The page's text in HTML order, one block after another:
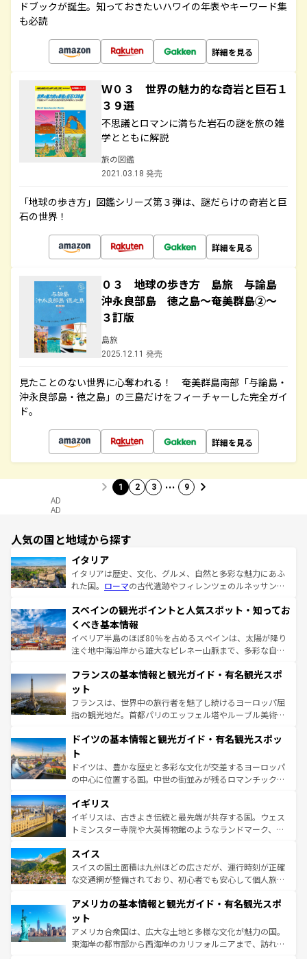
ドブックが誕生。知っておきたいハワイの年表やキーワード集
も必読
詳細を見る
Ｗ０３ 世界の魅力的な奇岩と巨石１
３９選
不思議とロマンに満ちた岩石の謎を旅の雑
学とともに解説
旅の図鑑
2021.03.18 発売
「地球の歩き方」図鑑シリーズ第３弾は、謎だらけの奇岩と巨
石の世界！
詳細を見る
０３ 地球の歩き方 島旅 与論島
沖永良部島 徳之島～奄美群島②～
３訂版
島旅
2025.12.11 発売
見たことのない世界に心奪われる！ 奄美群島南部「与論島・
沖永良部島・徳之島」の三島だけをフィーチャーした完全ガイ
ド。
詳細を見る
1 2 3 … 9
AD
AD
人気の国と地域から探す
イタリア
イタリアは歴史、文化、グルメ、自然と多彩な魅力にあふ
れた国。 ローマの古代遺跡やフィレンツェのルネッサンス
ろん、トスカーナの美しい田園風景やアマルフィ海岸の絶
景など、自然景観も見逃せない。観光の合間には、本場の
ピザやパスタなど、絶品のイタリア料理を堪能することも
できる。朝目覚めてから夜眠るまで、すべての瞬間を楽し
なお、新着のイタリア情報はコンテンツ一覧を参照してほ
しい。
スペインの観光ポイントと人気スポット・知ってお
くべき基本情報
イベリア半島のほぼ80％を占めるスペインは、太陽が降り
注ぐ地中海沿岸から雄大なピレネー山脈まで、多彩な自然
文化が根付くこの国では、情熱的なフラメンコ、熱気あふ
れる闘牛、そして美味しいタパスが生活の一部となってい
る。首都マドリードの洗練された雰囲気や、バルセロナの
アートに溢れた街角から、地方では古代ローマ遺跡や中世
せる。地方によって風土や気候が異なるスペインはその個
ンテンツ一覧 を参照してほしい。
フランスの基本情報と観光ガイド・有名観光スポ
ット
フランスは、世界中の旅行者を魅了し続けるヨーロッパ屈
指の観光地だ。首都パリのエッフェル塔やルーブル美術館
で、幅広い魅力が詰まっている。華麗な宮殿、歴史的な大
聖堂、美しいビーチ、そして豊かな自然が、訪れる者を心
から魅了する。また、フランスは美食の国としても知ら
れ、フランス料理はユネスコ無形文化遺産にも登録されて
香り高いラベンダー畑など、多彩な楽しみ方が可能だ。さ
らに、パリ以外の地域にも魅力が溢れており、どの街角に
も豊かな歴史と文化が息づいている。パリ以外の個性あふ
を参照してほしい。
ドイツの基本情報と観光ガイド・有名観光スポッ
ト
ドイツは、豊かな歴史と多彩な文化が交差するヨーロッパ
の中心に位置する国。中世の街並みが残るロマンチック街
顔を持つこの国は、どこを歩いても飽きることがない。ベ
ルリンの文化的活気、バイエルン州のアルプスの絶景、そ
してライン川沿いのワイン畑といった風景は必見。ビール
は、お酒好きな人にはぜひ体験してほしい。 なお、新着の
ドイツ情報はコンテンツ一覧を参照してほしい。
イギリス
イギリスは、古きよき伝統と最先端が共存する国。ウェス
トミンスター寺院や大英博物館のようなランドマーク、歴
リアごとに異なる魅力がある。また、優雅なアフタヌーン
ティー、ビール好きにはたまらない英国パブ、サッカー観
戦など、本場だからこそできる体験も豊富。イギリスを旅
ンツ一覧を参照してほしい。
スイス
スイスの国土面積は九州ほどの広さだが、運行時刻が正確
な交通網が整備されており、初心者でも安心して個人旅行
の建物がそのまま残る町や、スイスならではのユニークな
博物館もあり、アルプス観光だけでなく町歩きも満喫する
ことができる。国民の所得が高いため物価も高いが、旅行
者向けの交通パス提供のサービスもあり、うまく活用すれ
アメリカの基本情報と観光ガイド・有名観光スポ
ット
アメリカ合衆国は、広大な土地と多様な文化が魅力の国。
東海岸の都市部から西海岸のカリフォルニアまで、訪れる